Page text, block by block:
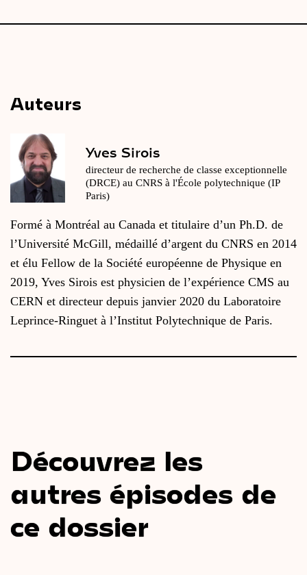
Auteurs
Yves Sirois
directeur de recherche de classe exceptionnelle
(DRCE) au CNRS à l'École polytechnique (IP
Paris)
Formé à Montréal au Canada et titulaire d’un Ph.D. de
l’Université McGill, médaillé d’argent du CNRS en 2014
et élu Fellow de la Société européenne de Physique en
2019, Yves Sirois est physicien de l’expérience CMS au
CERN et directeur depuis janvier 2020 du Laboratoire
Leprince-Ringuet à l’Institut Polytechnique de Paris.
Découvrez les
autres épisodes de
ce dossier